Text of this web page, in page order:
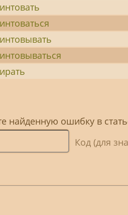
найденную ошибку в
Код (для